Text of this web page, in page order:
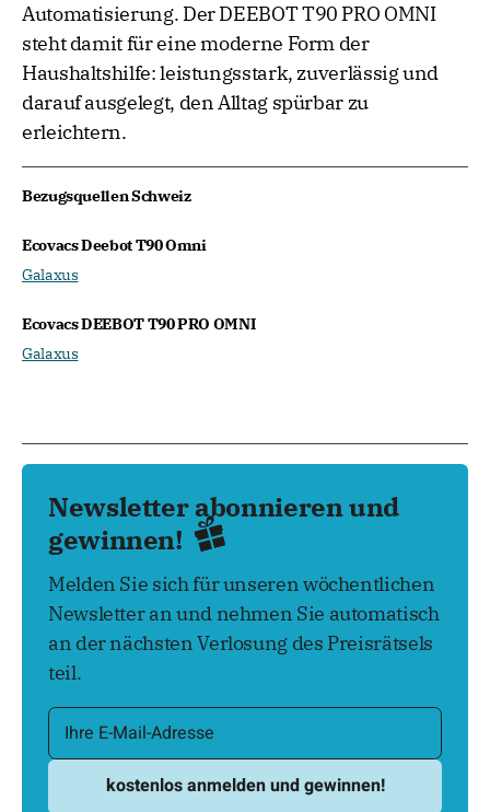
Automatisierung. Der DEEBOT T90 PRO OMNI
steht damit für eine moderne Form der
Haushaltshilfe: leistungsstark, zuverlässig und
darauf ausgelegt, den Alltag spürbar zu
erleichtern.
Bezugsquellen Schweiz
Ecovacs Deebot T90 Omni
Galaxus
Ecovacs DEEBOT T90 PRO OMNI
Galaxus
Newsletter abonnieren und
gewinnen!
Melden Sie sich für unseren wöchentlichen
Newsletter an und nehmen Sie automatisch
an der nächsten Verlosung des Preisrätsels
teil.